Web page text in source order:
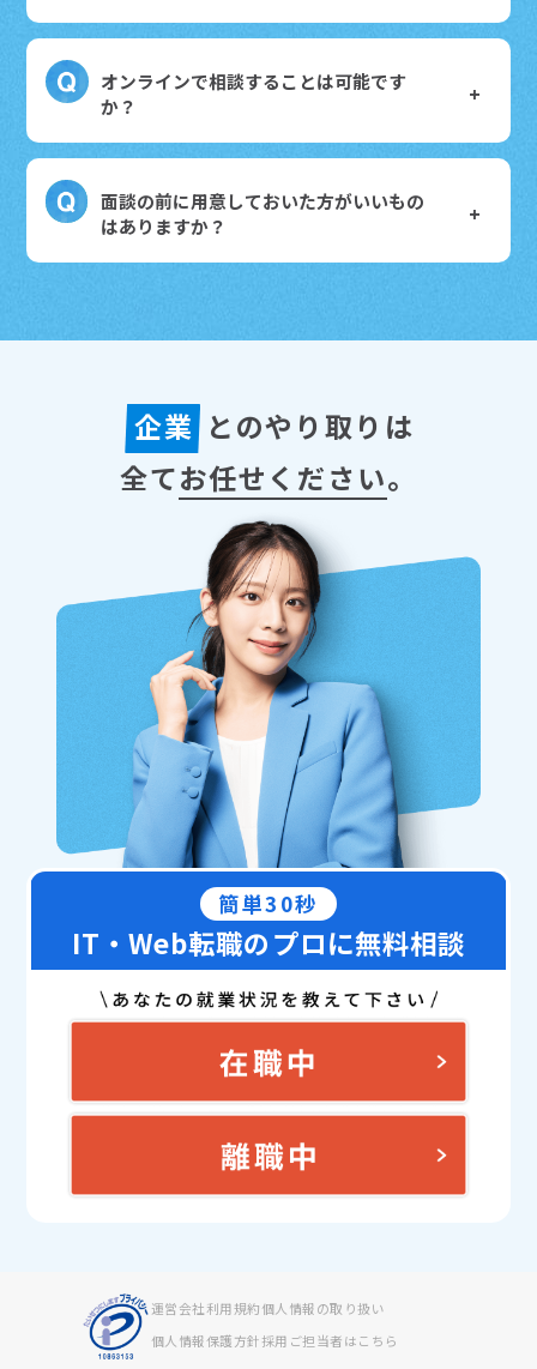
オンラインで相談することは可能です
か？
面談の前に用意しておいた方がいいもの
はありますか？
企業 とのやり取りは
全てお任せください。
簡単30秒
IT・Web転職のプロに無料相談
運営会社利用規約個人情報の取り扱い
個人情報保護方針採用ご担当者はこちら